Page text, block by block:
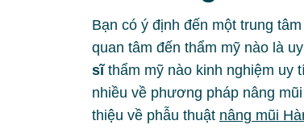
Bạn có ý định đến một trung
quan tâm đến thẩm mỹ nào là
sĩthẩm mỹ nào kinh nghiệm uy
nhiều về phương pháp nâng
thiệu về phẫu thuật nâng mũi